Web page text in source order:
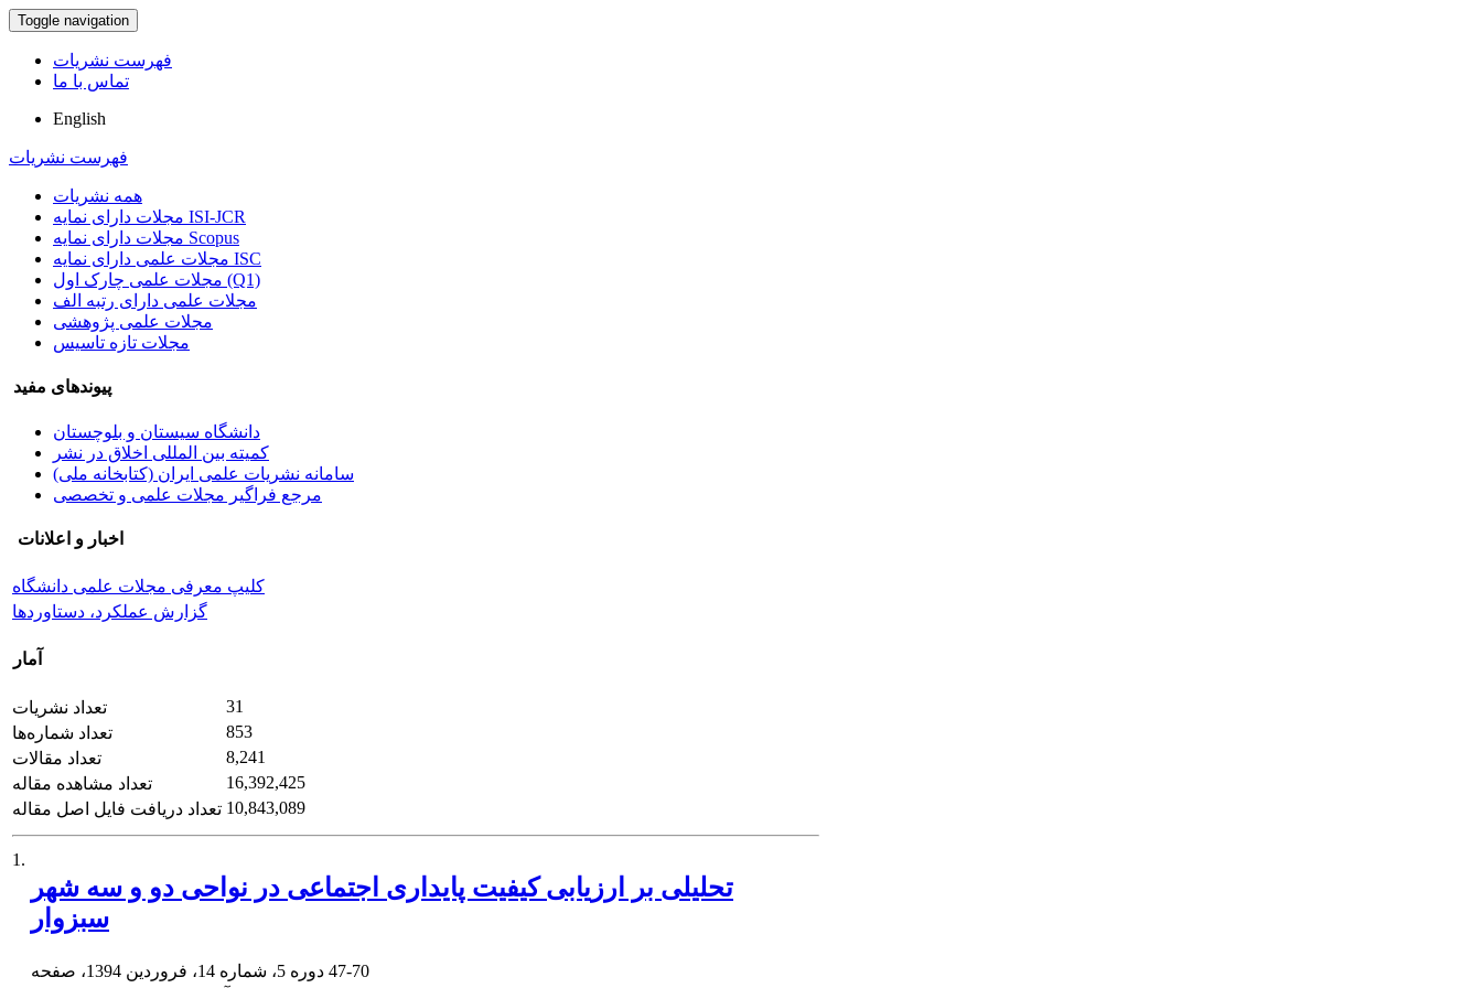
Toggle navigation
فهرست نشریات
تماس با ما
English
فهرست نشریات
همه نشریات
مجلات دارای نمایه ISI-JCR
مجلات دارای نمایه Scopus
مجلات علمی دارای نمایه ISC
مجلات علمی چارک اول (Q1)
مجلات علمی دارای رتبه الف
مجلات علمی پژوهشی
مجلات تازه تاسیس
پیوندهای مفید
دانشگاه سیستان و بلوچستان
کمیته بین المللی اخلاق در نشر
سامانه نشریات علمی ایران (کتابخانه ملی)
مرجع فراگیر مجلات علمی و تخصصی
اخبار و اعلانات
کلیپ معرفی مجلات علمی دانشگاه
گزارش عملکرد، دستاوردها
آمار
تعداد نشریات
31
تعداد شماره‌ها
853
تعداد مقالات
8,241
تعداد مشاهده مقاله
16,392,425
تعداد دریافت فایل اصل مقاله 10,843,089
1.
تحلیلی بر ارزیابی کیفیت پایداری اجتماعی در نواحی دو و سه شهر
سبزوار
47-70